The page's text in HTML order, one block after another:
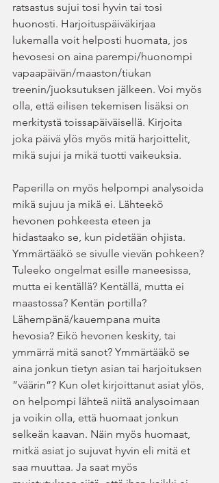
ratsastus sujui tosi hyvin tai tosi
huonosti. Harjoituspäiväkirjaa
lukemalla voit helposti huomata, jos
hevosesi on aina parempi/huonompi
vapaapäivän/maaston/tiukan
treenin/juoksutuksen jälkeen. Voi myös
olla, että eilisen tekemisen lisäksi on
merkitystä toissapäiväisellä. Kirjoita
joka päivä ylös myös mitä harjoittelit,
mikä sujui ja mikä tuotti vaikeuksia.
Paperilla on myös helpompi analysoida
mikä sujuu ja mikä ei. Lähteekö
hevonen pohkeesta eteen ja
hidastaako se, kun pidetään ohjista.
Ymmärtääkö se sivulle vievän pohkeen?
Tuleeko ongelmat esille maneesissa,
mutta ei kentällä? Kentällä, mutta ei
maastossa? Kentän portilla?
Lähempänä/kauempana muita
hevosia? Eikö hevonen keskity, tai
ymmärrä mitä sanot? Ymmärtääkö se
aina jonkun tietyn asian tai harjoituksen
”väärin”? Kun olet kirjoittanut asiat ylös,
on helpompi lähteä niitä analysoimaan
ja voikin olla, että huomaat jonkun
selkeän kaavan. Näin myös huomaat,
mitkä asiat jo sujuvat hyvin eli mitä et
saa muuttaa. Ja saat myös